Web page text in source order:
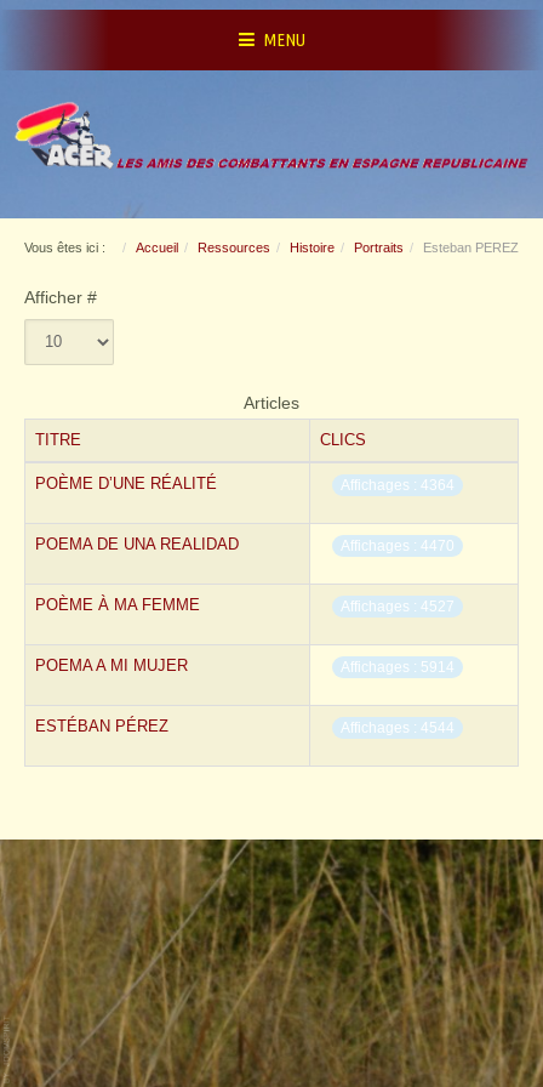
MENU
Vous êtes ici : Accueil Ressources Histoire Portraits Esteban PEREZ
Afficher #
Articles
TITRE
CLICS
POÈME D’UNE RÉALITÉ Affichages : 4364
POEMA DE UNA REALIDAD Affichages : 4470
POÈME À MA FEMME Affichages : 4527
POEMA A MI MUJER Affichages : 5914
ESTÉBAN PÉREZ Affichages : 4544